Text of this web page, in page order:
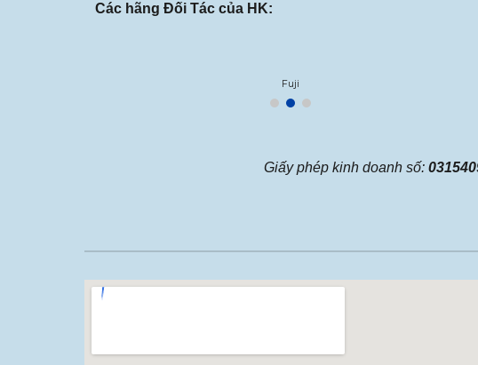
Các hãng Đối Tác của HK:
Fuji
Giấy phép kinh doanh số: